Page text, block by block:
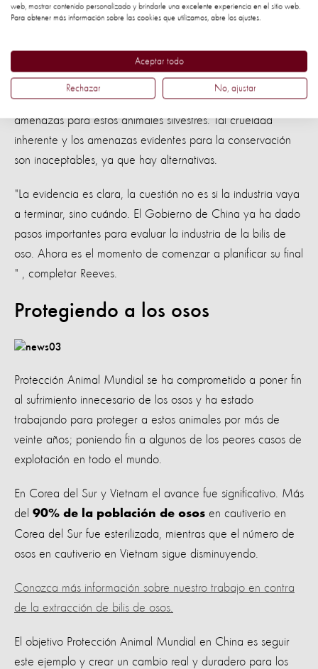
industria de la bilis no tiene lugar en la China
Es la más grande en Asia, pero surgió en la
China y no debe ser parte del futuro del país ".
La demanda de productos de oso supone una seria
amenazas para estos animales silvestres. Tal crueldad
inherente y los amenazas evidentes para la conservación
son inaceptables, ya que hay alternativas.
"La evidencia es clara, la cuestión no es si la industria vaya
a terminar, sino cuándo. El Gobierno de China ya ha dado
pasos importantes para evaluar la industria de la bilis de
oso. Ahora es el momento de comenzar a planificar su final
" , completar Reeves.
Protegiendo a los osos
Protección Animal Mundial se ha comprometido a poner fin
al sufrimiento innecesario de los osos y ha estado
trabajando para proteger a estos animales por más de
veinte años; poniendo fin a algunos de los peores casos de
explotación en todo el mundo.
En Corea del Sur y Vietnam el avance fue significativo. Más
del 90% de la población de osos en cautiverio en
Corea del Sur fue esterilizada, mientras que el número de
osos en cautiverio en Vietnam sigue disminuyendo.
Conozca más información sobre nuestro trabajo en contra
de la extracción de bilis de osos.
El objetivo Protección Animal Mundial en China es seguir
este ejemplo y crear un cambio real y duradero para los
web, mostrar contenido personalizado y brindarle una excelente experiencia en el sitio web.
Para obtener más información sobre las cookies que utilizamos, abre los ajustes.
Aceptar todo
Rechazar No, ajustar